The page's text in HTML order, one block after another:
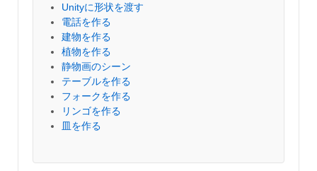
Unityに形状を渡す
電話を作る
建物を作る
植物を作る
静物画のシーン
テーブルを作る
フォークを作る
リンゴを作る
皿を作る